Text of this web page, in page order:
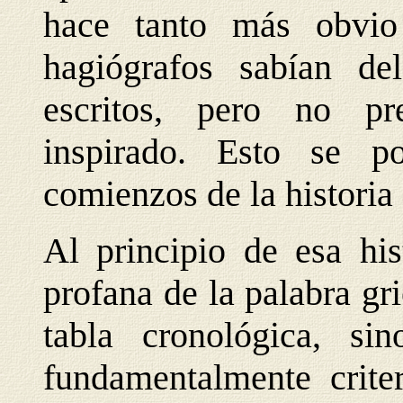
hace tanto más
hagiógrafos sabían
escritos, pero no
inspirado. Esto se
comienzos de la
Al principio de esa
profana de la palabra
tabla cronológica,
fundamentalmente